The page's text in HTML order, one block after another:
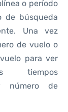
o período
de búsqueda
Una vez
de vuelo o
para ver
tiempos
número de